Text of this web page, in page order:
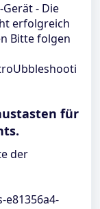
- Die
erfolgreich
Bitte folgen
für
der